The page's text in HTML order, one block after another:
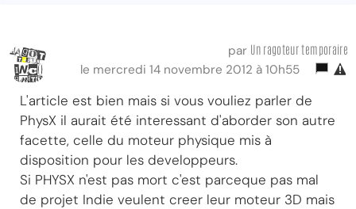
par Un ragoteur temporaire
le mercredi 14 novembre 2012 à 10h55
L'article est bien mais si vous vouliez parler de
PhysX il aurait été interessant d'aborder son autre
facette, celle du moteur physique mis à
disposition pour les developpeurs.
Si PHYSX n'est pas mort c'est parceque pas mal
de projet Indie veulent creer leur moteur 3D mais